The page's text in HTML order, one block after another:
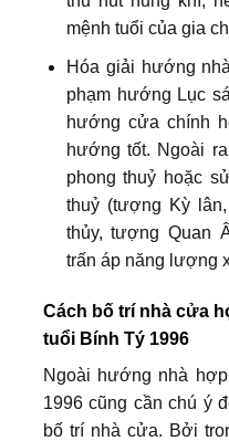
mệnh tuổi của gia
Hóa giải hướng
phạm hướng Lục
hướng cửa chính
hướng tốt. Ngoài
phong thuỷ hoặc
thuỷ (tượng Kỳ
thủy, tượng Quan
trấn áp năng lượng
Cách bố trí nhà cửa
tuổi Bính Tý 1996
Ngoài hướng nhà
1996 cũng cần chú ý
bố trí nhà cửa. Bởi